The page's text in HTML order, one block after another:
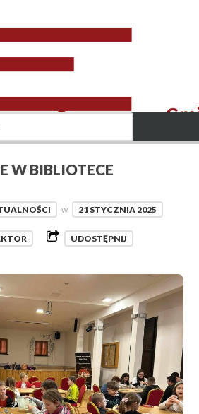
W BIBLIOTECE
w 21 STYCZNIA 2025
UDOSTĘPNIJ